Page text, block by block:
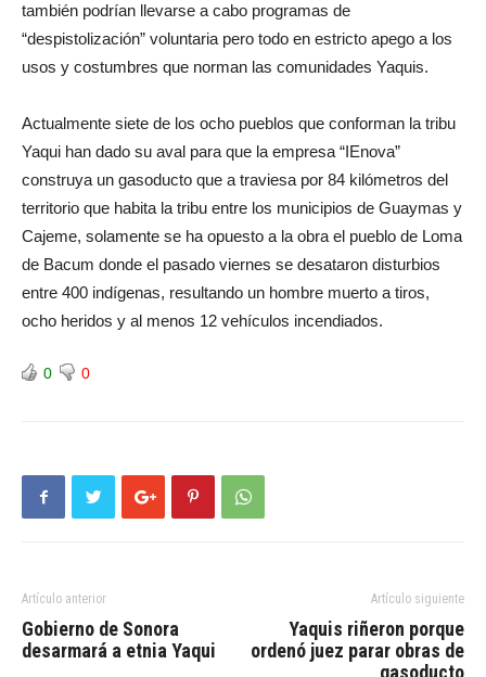
también podrían llevarse a cabo programas de
“despistolización” voluntaria pero todo en estricto apego a los
usos y costumbres que norman las comunidades Yaquis.
Actualmente siete de los ocho pueblos que conforman la tribu
Yaqui han dado su aval para que la empresa “IEnova”
construya un gasoducto que a traviesa por 84 kilómetros del
territorio que habita la tribu entre los municipios de Guaymas y
Cajeme, solamente se ha opuesto a la obra el pueblo de Loma
de Bacum donde el pasado viernes se desataron disturbios
entre 400 indígenas, resultando un hombre muerto a tiros,
ocho heridos y al menos 12 vehículos incendiados.
0 0
Artículo anterior
Gobierno de Sonora
desarmará a etnia Yaqui
Artículo siguiente
Yaquis riñeron porque
ordenó juez parar obras de
gasoducto